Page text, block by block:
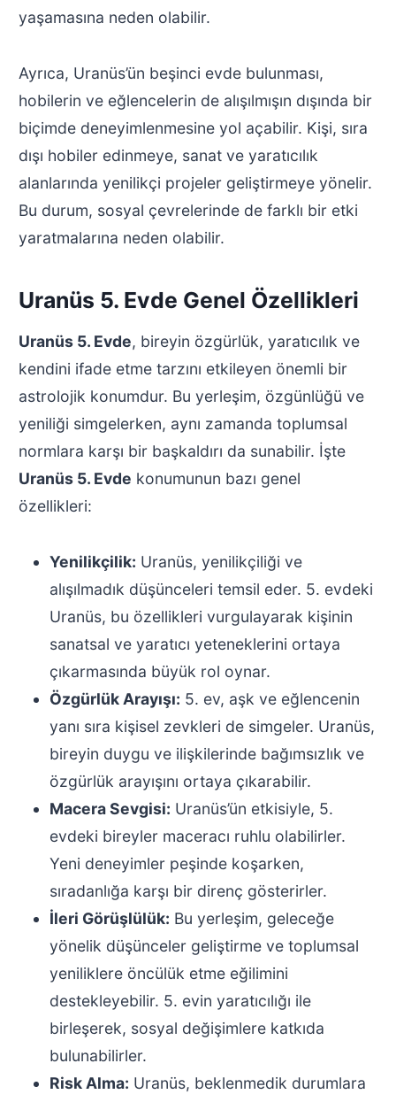
yaşamasına neden olabilir.
Ayrıca, Uranüs’ün beşinci evde bulunması,
hobilerin ve eğlencelerin de alışılmışın dışında bir
biçimde deneyimlenmesine yol açabilir. Kişi, sıra
dışı hobiler edinmeye, sanat ve yaratıcılık
alanlarında yenilikçi projeler geliştirmeye yönelir.
Bu durum, sosyal çevrelerinde de farklı bir etki
yaratmalarına neden olabilir.
Uranüs 5. Evde Genel Özellikleri
Uranüs 5. Evde, bireyin özgürlük, yaratıcılık ve
kendini ifade etme tarzını etkileyen önemli bir
astrolojik konumdur. Bu yerleşim, özgünlüğü ve
yeniliği simgelerken, aynı zamanda toplumsal
normlara karşı bir başkaldırı da sunabilir. İşte
Uranüs 5. Evde konumunun bazı genel
özellikleri:
Yenilikçilik: Uranüs, yenilikçiliği ve
alışılmadık düşünceleri temsil eder. 5. evdeki
Uranüs, bu özellikleri vurgulayarak kişinin
sanatsal ve yaratıcı yeteneklerini ortaya
çıkarmasında büyük rol oynar.
Özgürlük Arayışı: 5. ev, aşk ve eğlencenin
yanı sıra kişisel zevkleri de simgeler. Uranüs,
bireyin duygu ve ilişkilerinde bağımsızlık ve
özgürlük arayışını ortaya çıkarabilir.
Macera Sevgisi: Uranüs’ün etkisiyle, 5.
evdeki bireyler maceracı ruhlu olabilirler.
Yeni deneyimler peşinde koşarken,
sıradanlığa karşı bir direnç gösterirler.
İleri Görüşlülük: Bu yerleşim, geleceğe
yönelik düşünceler geliştirme ve toplumsal
yeniliklere öncülük etme eğilimini
destekleyebilir. 5. evin yaratıcılığı ile
birleşerek, sosyal değişimlere katkıda
bulunabilirler.
Risk Alma: Uranüs, beklenmedik durumlara